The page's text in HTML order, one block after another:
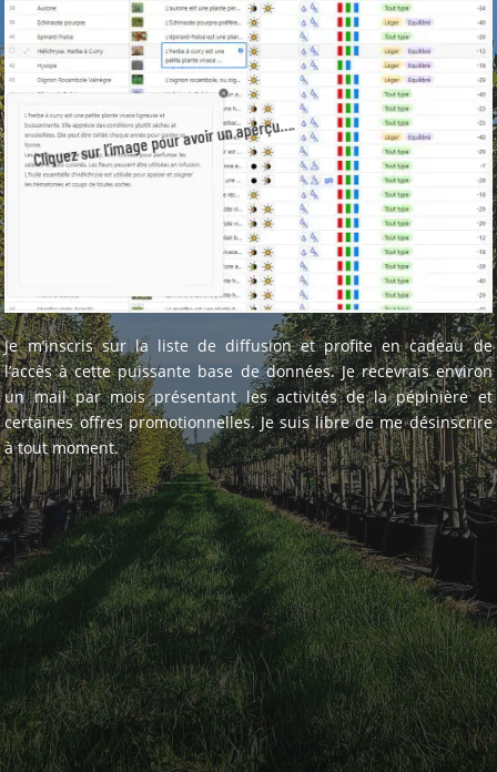
Cliquez sur l’image pour avoir un aperçu….
Je m’inscris sur la liste de diffusion et profite en cadeau de
l’accès à cette puissante base de données. Je recevrais environ
un mail par mois présentant les activités de la pépinière et
certaines offres promotionnelles. Je suis libre de me désinscrire
à tout moment.